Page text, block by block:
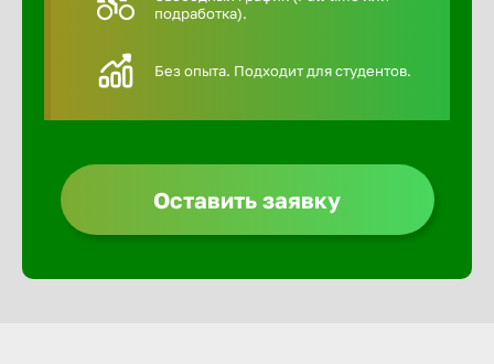
Анадырь
подработка).
Без опыта. Подходит для студентов.
Оставить заявку